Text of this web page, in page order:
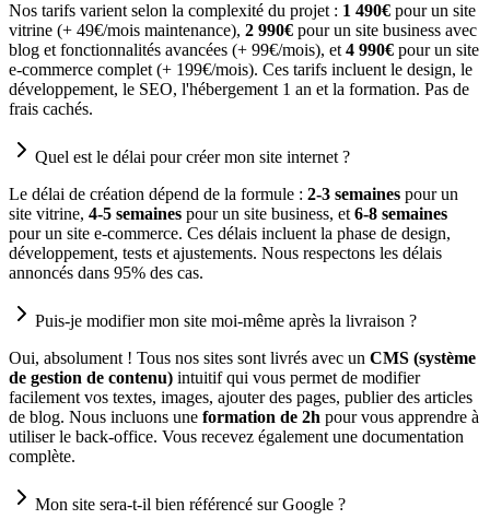
Nos tarifs varient selon la complexité du projet : 1 490€ pour un site
vitrine (+ 49€/mois maintenance), 2 990€ pour un site business avec
blog et fonctionnalités avancées (+ 99€/mois), et 4 990€ pour un site
e-commerce complet (+ 199€/mois). Ces tarifs incluent le design, le
développement, le SEO, l'hébergement 1 an et la formation. Pas de
frais cachés.
Quel est le délai pour créer mon site internet ?
Le délai de création dépend de la formule : 2-3 semaines pour un
site vitrine, 4-5 semaines pour un site business, et 6-8 semaines
pour un site e-commerce. Ces délais incluent la phase de design,
développement, tests et ajustements. Nous respectons les délais
annoncés dans 95% des cas.
Puis-je modifier mon site moi-même après la livraison ?
Oui, absolument ! Tous nos sites sont livrés avec un CMS (système
de gestion de contenu) intuitif qui vous permet de modifier
facilement vos textes, images, ajouter des pages, publier des articles
de blog. Nous incluons une formation de 2h pour vous apprendre à
utiliser le back-office. Vous recevez également une documentation
complète.
Mon site sera-t-il bien référencé sur Google ?